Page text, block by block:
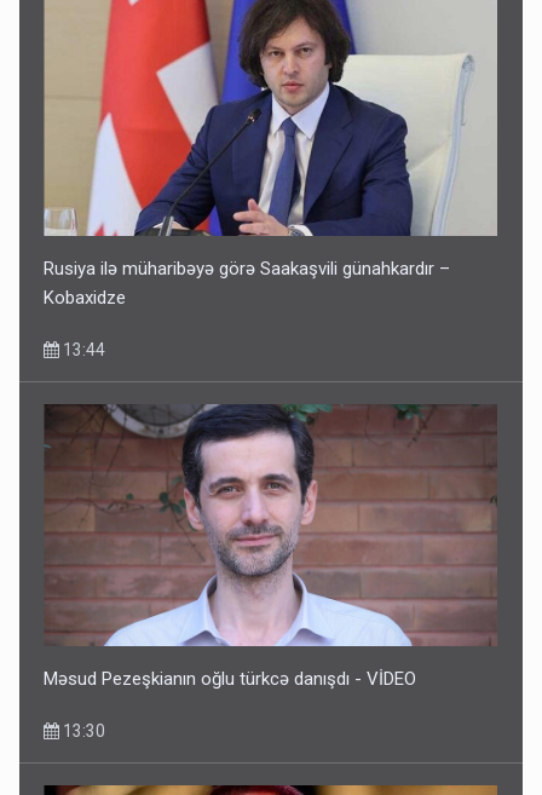
Rusiya ilə müharibəyə görə Saakaşvili günahkardır –
Kobaxidze
13:44
Məsud Pezeşkianın oğlu türkcə danışdı - VİDEO
13:30